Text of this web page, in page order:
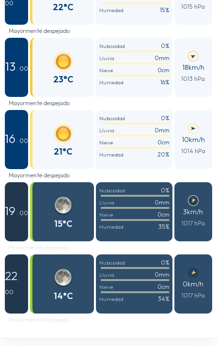
00 22°C Humedad 15% 1015 hPa
Mayormente despejado
13 : 00
23°C
Nubosidad 0%
Lluvia 0mm
Nieve 0cm
Humedad 16%
18km/h
1013 hPa
Mayormente despejado
16 : 00
21°C
Nubosidad 0%
Lluvia 0mm
Nieve 0cm
Humedad 20%
10km/h
1014 hPa
Mayormente despejado
19 : 00
15°C
Nubosidad 0%
Lluvia 0mm
Nieve 0cm
Humedad 35%
3km/h
1017 hPa
Mayormente despejado
22 :
00
14°C
Nubosidad 0%
Lluvia 0mm
Nieve 0cm
Humedad 34%
0km/h
1017 hPa
Mayormente despejado